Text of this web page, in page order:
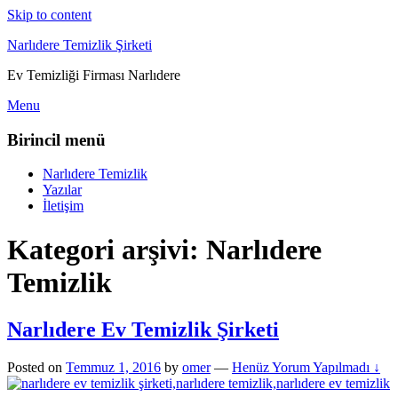
Skip to content
Narlıdere Temizlik Şirketi
Ev Temizliği Firması Narlıdere
Menu
Birincil menü
Narlıdere Temizlik
Yazılar
İletişim
Kategori arşivi: Narlıdere
Temizlik
Narlıdere Ev Temizlik Şirketi
Posted on Temmuz 1, 2016 by omer — Henüz Yorum Yapılmadı ↓